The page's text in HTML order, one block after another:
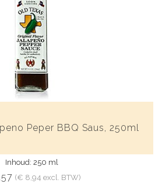
Peper BBQ Saus, 250ml
Inhoud: 250 ml
(€ 8,94 excl. BTW)